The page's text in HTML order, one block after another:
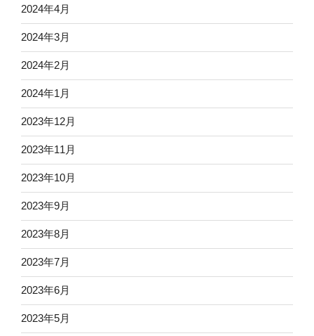
2024年4月
2024年3月
2024年2月
2024年1月
2023年12月
2023年11月
2023年10月
2023年9月
2023年8月
2023年7月
2023年6月
2023年5月